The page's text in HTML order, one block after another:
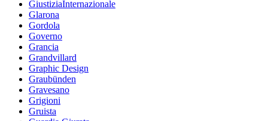
GiustiziaInternazionale
Glarona
Gordola
Governo
Grancia
Grandvillard
Graphic Design
Graubünden
Gravesano
Grigioni
Gruista